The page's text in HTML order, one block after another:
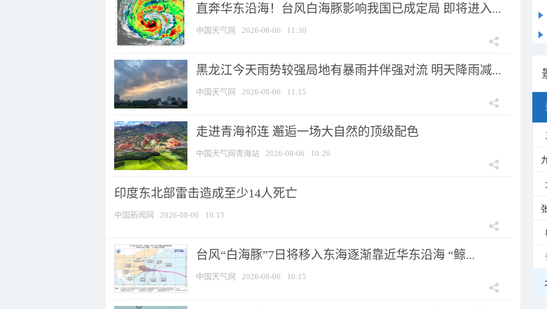
直奔华东沿海！台风白海豚影响我国已成定局 即将进入...
中国天气网 2026-08-06 11:30
黑龙江今天雨势较强局地有暴雨并伴强对流 明天降雨减...
中国天气网 2026-08-06 11:15
走进青海祁连 邂逅一场大自然的顶级配色
中国天气网青海站 2026-08-06 10:26
印度东北部雷击造成至少14人死亡
中国新闻网 2026-08-06 10:15
台风“白海豚”7日将移入东海逐渐靠近华东沿海 “鲸...
中国天气网 2026-08-06 10:15